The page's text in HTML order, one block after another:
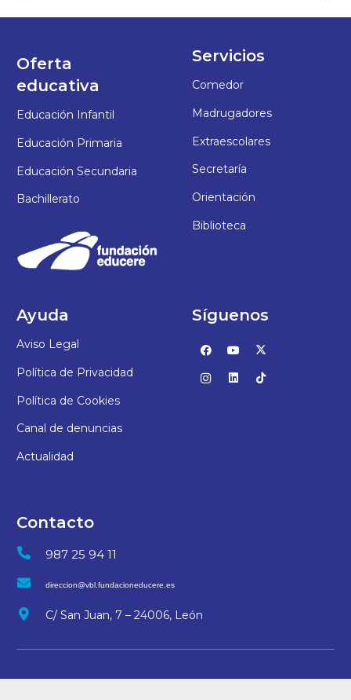
Oferta
educativa
Educación Infantil
Educación Primaria
Educación Secundaria
Bachillerato
Servicios
Comedor
Madrugadores
Extraescolares
Secretaría
Orientación
Biblioteca
Ayuda
Aviso Legal
Política de Privacidad
Política de Cookies
Canal de denuncias
Actualidad
Síguenos
Contacto
987 25 94 11
direccion@vbl.fundacioneducere.es
C/ San Juan, 7 – 24006, León